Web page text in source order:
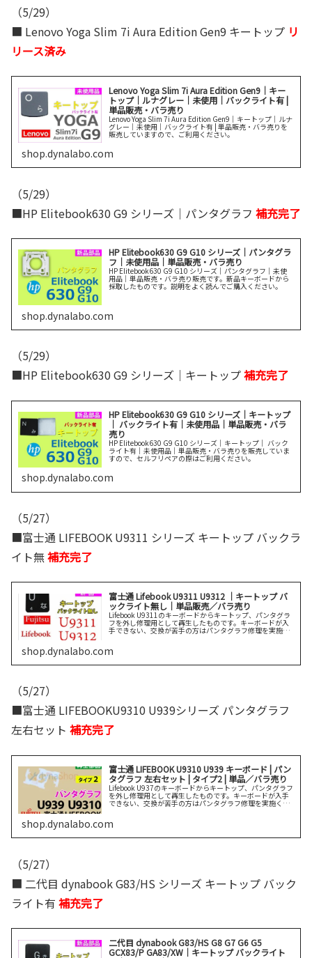
（5/29）
■ Lenovo Yoga Slim 7i Aura Edition Gen9 キートップ リ
リース済み
Lenovo Yoga Slim 7i Aura Edition Gen9｜キー
トップ｜ルナグレー｜未使用｜バックライト有 |
単品販売・バラ売り
Lenovo Yoga Slim 7i Aura Edition Gen9｜キートップ｜ルナ
グレー｜未使用｜バックライト有 | 単品販売・バラ売りを
販売していますので、ご利用ください。
shop.dynalabo.com
（5/29）
■HP Elitebook630 G9 シリーズ｜パンタグラフ 補充完了
HP Elitebook630 G9 G10 シリーズ｜パンタグラ
フ｜未使用品｜単品販売・バラ売り
HP Elitebook630 G9 G10 シリーズ｜パンタグラフ｜未使
用品｜単品販売・バラ売り販売です。新品キーボードから
採取したものです。説明をよく読んでご購入ください。
shop.dynalabo.com
（5/29）
■HP Elitebook630 G9 シリーズ｜キートップ補充完了
HP Elitebook630 G9 G10 シリーズ｜キートップ
｜ バックライト有｜未使用品｜単品販売・バラ
売り
HP Elitebook630 G9 G10 シリーズ｜キートップ｜ バック
ライト有｜未使用品｜単品販売・バラ売りを販売していま
すので、セルフリペアの際はご利用ください。
shop.dynalabo.com
（5/27）
■富士通 LIFEBOOK U9311 シリーズ キートップ バックラ
イト無補充完了
富士通 Lifebook U9311 U9312 ｜キートップ バ
ックライト無し｜単品販売／バラ売り
Lifebook U9311のキーボードからキートップ、パンタグラ
フを外し修理用として再生したものです。キーボードが入
手できない、交換が苦手の方はパンタグラフ修理を実施く
shop.dynalabo.com
（5/27）
■富士通 LIFEBOOKU9310 U939シリーズ パンタグラフ
左右セット 補充完了
富士通 LIFEBOOK U9310 U939 キーボード | パン
タグラフ 左右セット | タイプ2 | 単品／バラ売り
Lifebook U937のキーボードからキートップ、パンタグラフ
を外し修理用として再生したものです。キーボードが入手
できない、交換が苦手の方はパンタグラフ修理を実施くだ
shop.dynalabo.com
（5/27）
■ 二代目 dynabook G83/HS シリーズ キートップ バック
ライト有 補充完了
二代目 dynabook G83/HS G8 G7 G6 G5
GCX83/P GA83/XW｜キートップ バックライト